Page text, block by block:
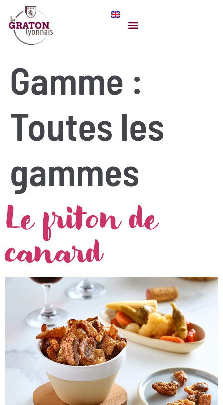
Gamme :
Toutes les
gammes
Le friton de
canard